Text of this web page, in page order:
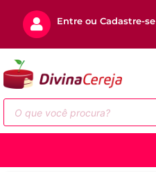
Entre ou Cadastre-se